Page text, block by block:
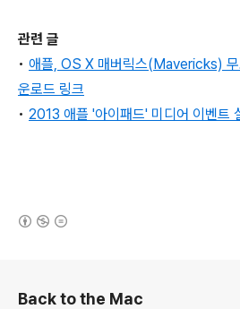
관련 글
• 애플, OS X 매버릭스(Mavericks) 무
운로드 링크
• 2013 애플 '아이패드' 미디어 이벤트
Back to the Mac